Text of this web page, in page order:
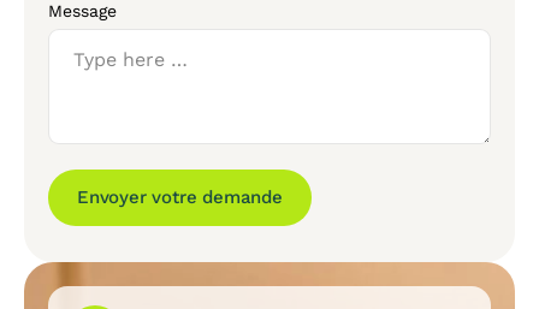
Message
Envoyer votre demande